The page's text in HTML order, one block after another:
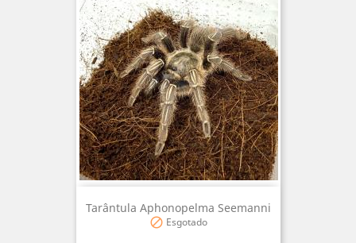
Tarântula Aphonopelma Seemanni
 Esgotado